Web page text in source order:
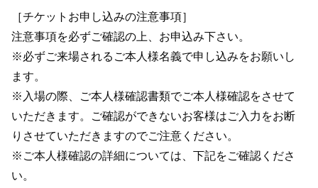
［チケットお申し込みの注意事項］
注意事項を必ずご確認の上、お申込み下さい。
※必ずご来場されるご本人様名義で申し込みをお願いし
ます。
※入場の際、ご本人様確認書類でご本人様確認をさせて
いただきます。ご確認ができないお客様はご入力をお断
りさせていただきますのでご注意ください。
※ご本人様確認の詳細については、下記をご確認くださ
い。